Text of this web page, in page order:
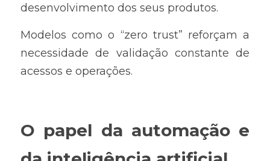
desenvolvimento dos seus produtos.
Modelos como o “zero trust” reforçam a
necessidade de validação constante de
acessos e operações.
O papel da automação e